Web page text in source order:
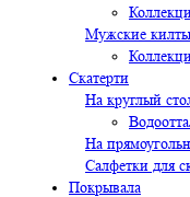
Мужские
Скатерти
На круглый
На
Салфетки для
Покрывала